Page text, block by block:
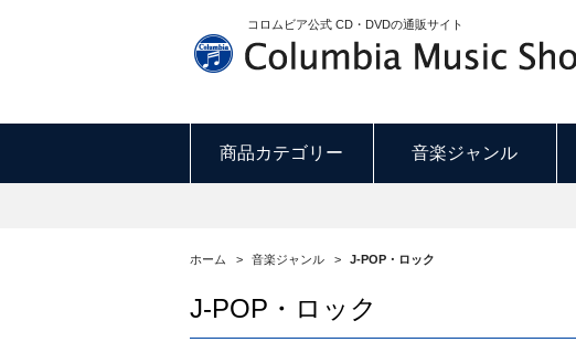
コロムビア公式 CD・DVDの通販サイト
商品カテゴリー 音楽ジャンル
ホーム > 音楽ジャンル > J-POP・ロック
J-POP・ロック